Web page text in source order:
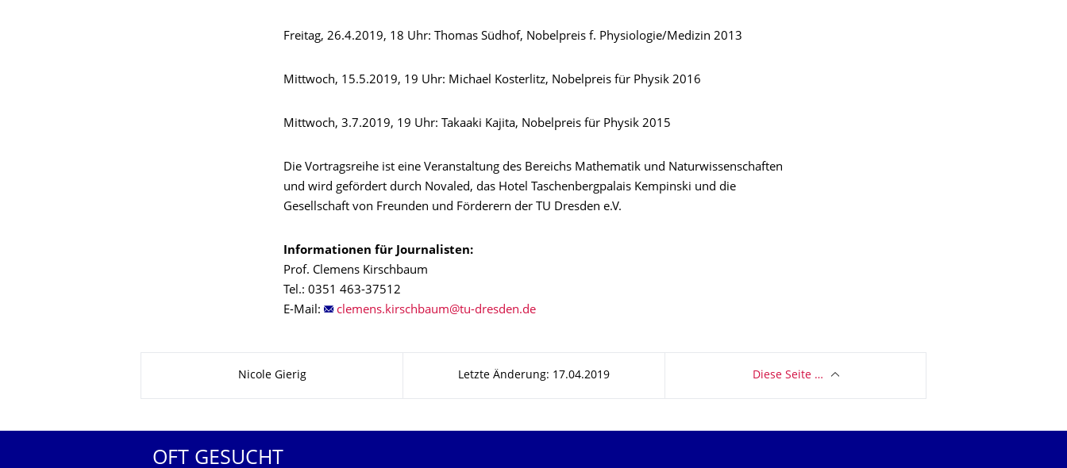
Freitag, 26.4.2019, 18 Uhr: Thomas Südhof, Nobelpreis f. Physiologie/Medizin 2013
Mittwoch, 15.5.2019, 19 Uhr: Michael Kosterlitz, Nobelpreis für Physik 2016
Mittwoch, 3.7.2019, 19 Uhr: Takaaki Kajita, Nobelpreis für Physik 2015
Die Vortragsreihe ist eine Veranstaltung des Bereichs Mathematik und Naturwissenschaften
und wird gefördert durch Novaled, das Hotel Taschenbergpalais Kempinski und die
Gesellschaft von Freunden und Förderern der TU Dresden e.V.
Informationen für Journalisten:
Prof. Clemens Kirschbaum
Tel.: 0351 463-37512
E-Mail:
Nicole Gierig Letzte Änderung: 17.04.2019 Diese Seite …
OFT GESUCHT